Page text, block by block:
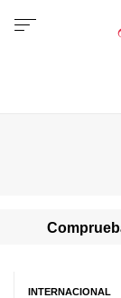
INTERNACIONAL